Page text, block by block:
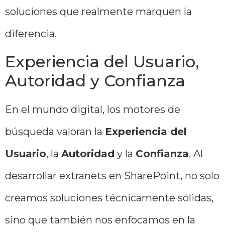
soluciones que realmente marquen la
diferencia.
Experiencia del Usuario,
Autoridad y Confianza
En el mundo digital, los motores de
búsqueda valoran la Experiencia del
Usuario, la Autoridad y la Confianza. Al
desarrollar extranets en SharePoint, no solo
creamos soluciones técnicamente sólidas,
sino que también nos enfocamos en la